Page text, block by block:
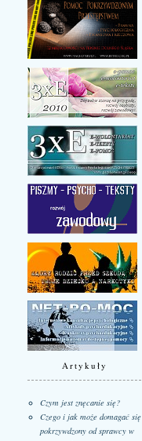
Artykuły
Czym jest znęcanie się?
Czego i jak może domagać się
pokrzywdzony od sprawcy w